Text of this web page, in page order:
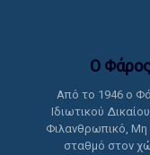
Ο
Από το 1946 ο
Ιδιωτικού
Φιλανθρωπικό, Μη
σταθμό στον